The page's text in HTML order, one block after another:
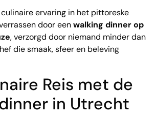
culinaire ervaring in het pittoreske
door eenwalking dinner op
, verzorgd door niemand minder dan
die smaak, sfeer en beleving
Reis met de
in Utrecht